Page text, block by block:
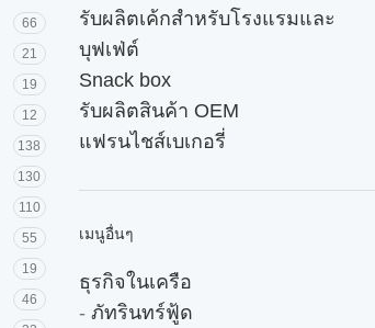
66
21
19
12
138
130
110
55
19
46
รับผลิตเค้กสำหรับโรงแรมและ
บุฟเฟ่ต์
Snack box
รับผลิตสินค้า OEM
แฟรนไชส์เบเกอรี่
เมนูอื่นๆ
ธุรกิจในเครือ
- ภัทรินทร์ฟู้ด